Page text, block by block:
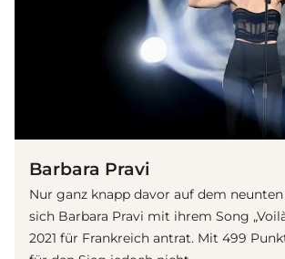
Barbara Pravi
Nur ganz knapp davor auf dem
sich Barbara Pravi mit ihrem Song
2021 für Frankreich antrat. Mit 499